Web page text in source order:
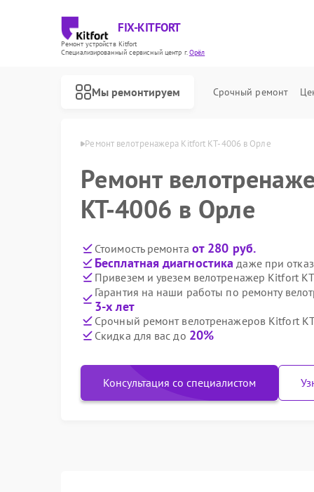
FIX-KITFORT
Ремонт устройств Kitfort
Специализированный cервисный центр г.Орёл
Мы ремонтируем Срочный ремонт
Kitfort в Орле Ремонт велотренажера Kitfort КТ-4006 в Орле
Ремонт
КТ-4006 в Орле
Стоимость ремонта от 280 руб.
Бесплатная диагностика даже при
Привезем и увезем велотренажер Kitfort
Гарантия на наши работы по ремонту
3-х лет
Срочный ремонт велотренажеров Kitfort
Скидка для вас до 20%
Консультация со специалистом